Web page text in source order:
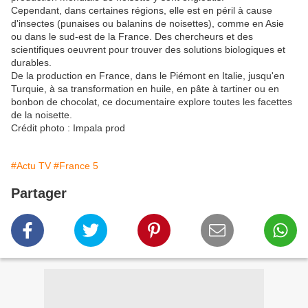
Cependant, dans certaines régions, elle est en péril à cause
d'insectes (punaises ou balanins de noisettes), comme en Asie
ou dans le sud-est de la France. Des chercheurs et des
scientifiques oeuvrent pour trouver des solutions biologiques et
durables.
De la production en France, dans le Piémont en Italie, jusqu'en
Turquie, à sa transformation en huile, en pâte à tartiner ou en
bonbon de chocolat, ce documentaire explore toutes les facettes
de la noisette.
Crédit photo : Impala prod
#Actu TV #France 5
Partager